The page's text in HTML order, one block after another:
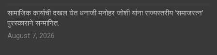
सामाजिक कार्याची दखल घेत धनाजी मनोहर जोशी यांना राज्यस्तरीय ‘समाजरत्न’
पुरस्काराने सन्मानित.
August 7, 2026